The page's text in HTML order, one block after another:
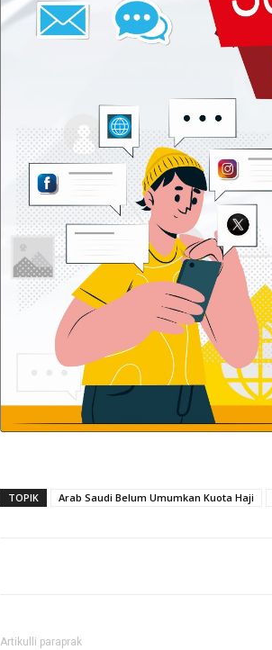
TOPIK Arab Saudi Belum Umumkan Kuota Haji
Artikulli paraprak